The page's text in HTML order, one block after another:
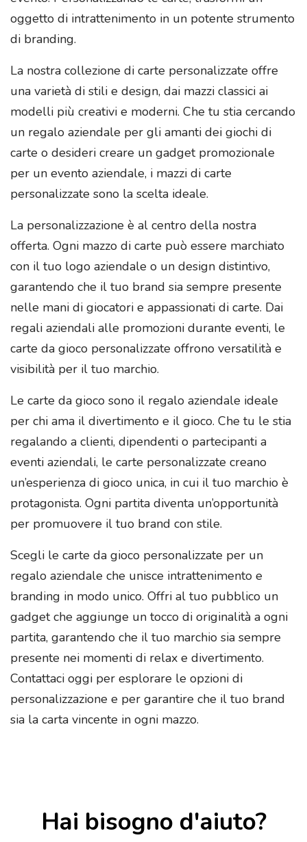
oggetto di intrattenimento in un potente strumento
di branding.
La nostra collezione di carte personalizzate offre
una varietà di stili e design, dai mazzi classici ai
modelli più creativi e moderni. Che tu stia cercando
un regalo aziendale per gli amanti dei giochi di
carte o desideri creare un gadget promozionale
per un evento aziendale, i mazzi di carte
personalizzate sono la scelta ideale.
La personalizzazione è al centro della nostra
offerta. Ogni mazzo di carte può essere marchiato
con il tuo logo aziendale o un design distintivo,
garantendo che il tuo brand sia sempre presente
nelle mani di giocatori e appassionati di carte. Dai
regali aziendali alle promozioni durante eventi, le
carte da gioco personalizzate offrono versatilità e
visibilità per il tuo marchio.
Le carte da gioco sono il regalo aziendale ideale
per chi ama il divertimento e il gioco. Che tu le stia
regalando a clienti, dipendenti o partecipanti a
eventi aziendali, le carte personalizzate creano
un’esperienza di gioco unica, in cui il tuo marchio è
protagonista. Ogni partita diventa un’opportunità
per promuovere il tuo brand con stile.
Scegli le carte da gioco personalizzate per un
regalo aziendale che unisce intrattenimento e
branding in modo unico. Offri al tuo pubblico un
gadget che aggiunge un tocco di originalità a ogni
partita, garantendo che il tuo marchio sia sempre
presente nei momenti di relax e divertimento.
Contattaci oggi per esplorare le opzioni di
personalizzazione e per garantire che il tuo brand
sia la carta vincente in ogni mazzo.
Hai bisogno d'aiuto?